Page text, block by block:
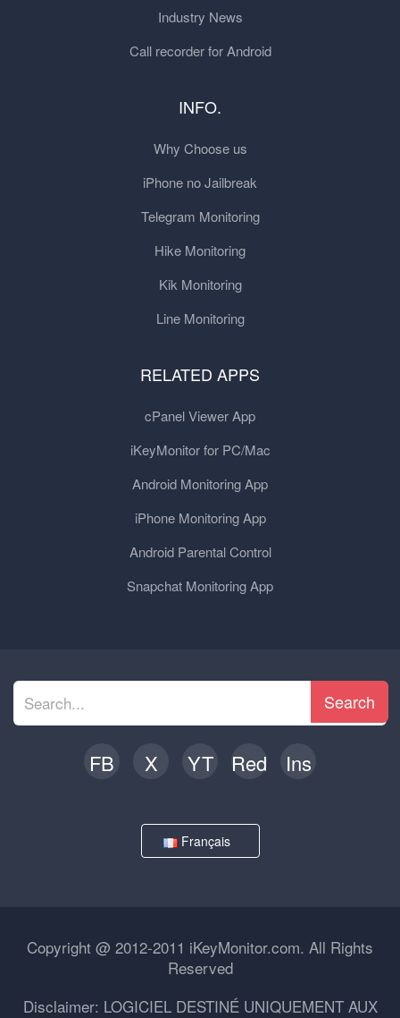
Industry News
Call recorder for Android
INFO.
Why Choose us
iPhone no Jailbreak
Telegram Monitoring
Hike Monitoring
Kik Monitoring
Line Monitoring
RELATED APPS
cPanel Viewer App
iKeyMonitor for PC/Mac
Android Monitoring App
iPhone Monitoring App
Android Parental Control
Snapchat Monitoring App
Search
FB X YT Red Ins
Français
Copyright @ 2012-2011 iKeyMonitor.com. All Rights
Reserved
Disclaimer: LOGICIEL DESTINÉ UNIQUEMENT AUX